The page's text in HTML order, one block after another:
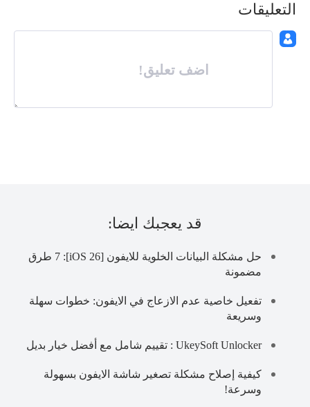
التعليقات
اضف تعليق!
قد يعجبك ايضا:
حل مشكلة البيانات الخلوية للايفون [iOS 26]: 7 طرق
مضمونة
تفعيل خاصية عدم الازعاج في الايفون: خطوات سهلة
وسريعة
UkeySoft Unlocker : تقييم شامل مع أفضل خيار بديل
كيفية إصلاح مشكلة تصغير شاشة الايفون بسهولة
وسرعة!